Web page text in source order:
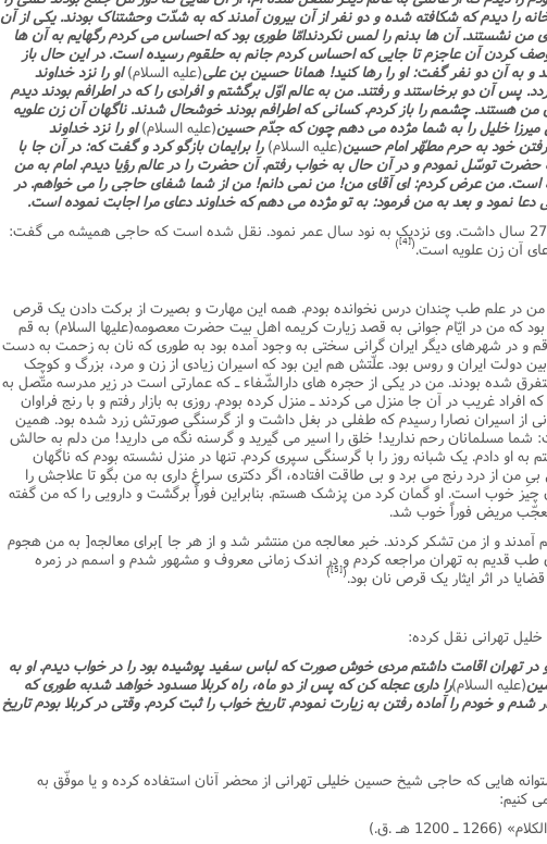
خانه را دیدم که شکافته شده و دو نفر از آن بیرون آمدند که به شدّت وحشتناک بودند. یکى از آن
من نشستند. آن ها بدنم را لمس نکردندامّا طورى بود که احساس مى کردم رگهایم به آن ها
کردن آن عاجزم تا جایى که احساس کردم جانم به حلقوم رسیده است. در این حال باز
و به آن دو نفر گفت: او را رها کنید! همانا حسین بن على(علیه السلام)او را نزد خداوند
پس آن دو برخاستند و رفتند. من به عالم اوّل برگشتم و افرادى را که در اطرافم بودند دیدم
هستند. چشمم را باز کردم. کسانى که اطرافم بودند خوشحال شدند. ناگهان آن زن علویه
خلیل را به شما مژده مى دهم چون که جدّم حسین(علیه السلام)او را نزد خداوند
خود به حرم مطهّر امام حسین(علیه السلام) را برایمان بازگو کرد و گفت که: در آن جا با
توسّل نمودم و در آن حال به خواب رفتم. آن حضرت را در عالم رؤیا دیدم. امام به من
است. من عرض کردم: اى آقاى من! من نمى دانم! من از شما شفاى حاجى را مى خواهم. در
نمود و بعد به من فرمود: به تو مژده مى دهم که خداوند دعاى مرا اجابت نموده است.
در زمان وقوع حادثه حاجى حدود 27 سال داشت. وى نزدیک به نود سال عمر نمود. نقل شده است که حاجى همیشه مى گفت:
آن زن علویه است.(
[4]
)
من در علم طب چندان درس نخوانده بودم. همه این مهارت و بصیرت از برکت دادن یک قرص
که من در ایّام جوانى به قصد زیارت کریمه اهل بیت حضرت معصومه(علیها السلام) به قم
در شهرهاى دیگر ایران گرانى سختى به وجود آمده بود به طورى که نان به زحمت به دست
دولت ایران و روس بود. علّتش هم این بود که اسیران زیادى از زن و مرد، بزرگ و کوچک
شده بودند. من در یکى از حجره هاى دارالشّفاء ـ که عمارتى است در زیر مدرسه متّصل به
غریب در آن جا منزل مى کردند ـ منزل کرده بودم. روزى به بازار رفتم و با رنج فراوان
از اسیران نصارا رسیدم که طفلى در بغل داشت و از گرسنگى صورتش زرد شده بود. همین
مسلمانان رحم ندارید! خلق را اسیر مى گیرید و گرسنه نگه مى دارید! من دلم به حالش
او دادم. یک شبانه روز را با گرسنگى سپرى کردم. تنها در منزل نشسته بودم که ناگهان
از درد رنج مى برد و بى طاقت افتاده، اگر دکترى سراغ دارى به من بگو تا علاجش را
چیز خوب است. او گمان کرد من پزشک هستم. بنابراین فوراً برگشت و دارویى را که من گفته
تعجّب مریض فوراً خوب شد.
آمدند و از من تشکر کردند. خبر معالجه من منتشر شد و از هر جا ]براى معالجه[ به من هجوم
طب قدیم به تهران مراجعه کردم و در اندک زمانى معروف و مشهور شدم و اسمم در زمره
در اثر ایثار یک قرص نان بود.(
[5]
)
خلیل تهرانى نقل کرده:
و در تهران اقامت داشتم مردى خوش صورت که لباس سفید پوشیده بود را در خواب دیدم. او به
(علیه السلام)را دارى عجله کن که پس از دو ماه، راه کربلا مسدود خواهد شدبه طورى که
و خودم را آماده رفتن به زیارت نمودم. تاریخ خواب را ثبت کردم. وقتى در کربلا بودم تاریخ
هایى که حاجى شیخ حسین خلیلى تهرانى از محضر آنان استفاده کرده و یا موفّق به
کنیم:
1200 هـ .ق.)